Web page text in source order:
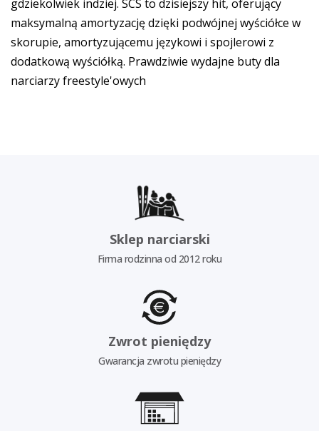
gdziekolwiek indziej. SCS to dzisiejszy hit, oferujący
maksymalną amortyzację dzięki podwójnej wyściółce w
skorupie, amortyzującemu językowi i spojlerowi z
dodatkową wyściółką. Prawdziwie wydajne buty dla
narciarzy freestyle'owych
Sklep narciarski
Firma rodzinna od 2012 roku
Zwrot pieniędzy
Gwarancja zwrotu pieniędzy